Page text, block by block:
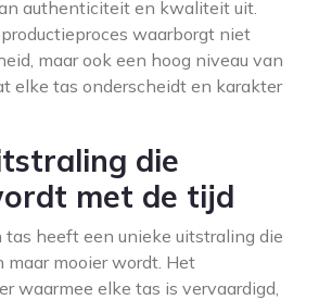
authenticiteit en kwaliteit uit.
waarborgt niet
maar ook een hoog niveau van
elke tas onderscheidt en karakter
die
met de tijd
tas heeft een unieke uitstraling die
maar mooier wordt. Het
waarmee elke tas is vervaardigd,